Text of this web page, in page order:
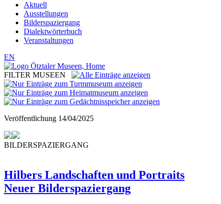
Aktuell
Ausstellungen
Bilderspaziergang
Dialektwörterbuch
Veranstaltungen
EN
FILTER MUSEEN
Veröffentlichung 14/04/2025
BILDERSPAZIERGANG
Hilbers Landschaften und Portraits
Neuer Bilderspaziergang